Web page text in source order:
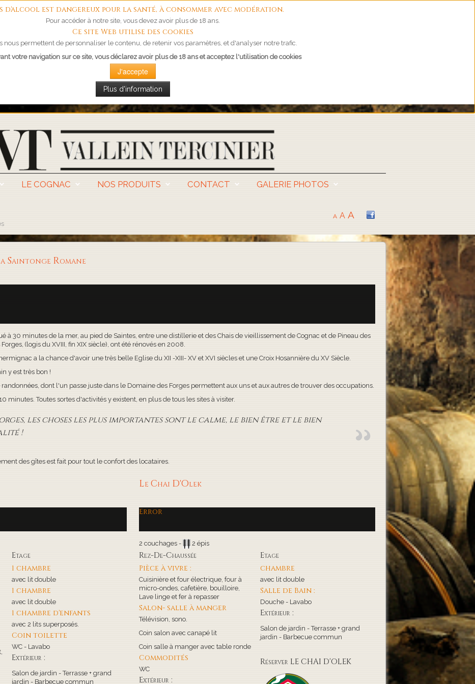
d'alcool est dangereux pour la santé, à consommer avec modération.
Pour accéder à notre site, vous devez avoir plus de 18 ans.
Ce site Web utilise des cookies
nous permettent de personnaliser le contenu, de retenir vos paramètres, et d'analyser notre trafic.
votre navigation sur ce site, vous déclarez avoir plus de 18 ans et acceptez l'utilisation de cookies
J'accepte
Plus d'information
LE COGNAC NOS PRODUITS CONTACT GALERIE PHOTOS
A A A
Saintonge Romane
à 30 minutes de la mer, au pied de Saintes, entre une distillerie et des Chais de vieillissement de Cognac et de Pineau des
(logis du XVIII, fin XIX siècle), ont été rénovés en 2008.
a la chance d'avoir une très belle Eglise du XII -XIII- XV et XVI siècles et une Croix Hosannière du XV Siècle.
y est très bon !
dont l'un passe juste dans le Domaine des Forges permettent aux uns et aux autres de trouver des occupations.
minutes. Toutes sortes d'activités y existent, en plus de tous les sites à visiter.
les choses les plus importantes sont le calme, le bien être et le bien
!
des gîtes est fait pour tout le confort des locataires.
Etage
1 chambre
avec lit double
1 chambre
avec lit double
1 chambre d'enfants
avec 2 lits superposés.
Coin toilette
WC - Lavabo
Extérieur :
Salon de jardin - Terrasse + grand
jardin - Barbecue commun
Le Chai D'Olek
Error
2 couchages - 2 épis
Rez-De-Chaussée
Pièce à vivre :
Cuisinière et four électrique, four à
micro-ondes, cafetière, bouilloire,
Lave linge et fer à repasser
Salon- salle à manger
Télévision, sono.
Coin salon avec canapé lit
Coin salle à manger avec table ronde
Commodités
WC
Extérieur :
Etage
chambre
avec lit double
Salle de Bain :
Douche - Lavabo
Extérieur :
Salon de jardin - Terrasse + grand
jardin - Barbecue commun
Réserver LE CHAI D'OLEK